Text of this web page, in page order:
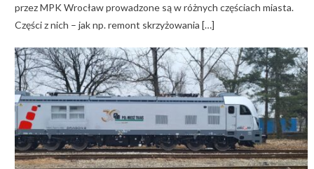
przez MPK Wrocław prowadzone są w różnych częściach miasta.
Części z nich – jak np. remont skrzyżowania […]